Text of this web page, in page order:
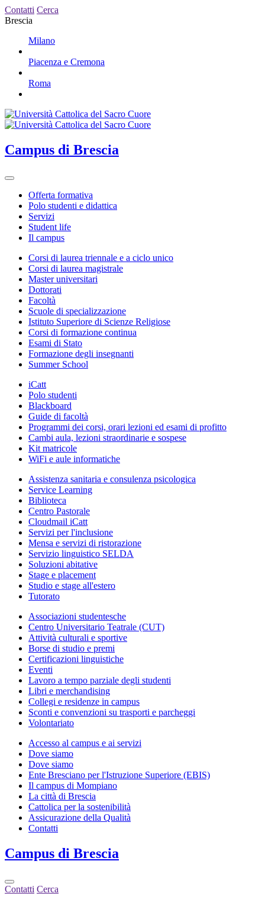
Contatti Cerca
Brescia
Milano
Piacenza e Cremona
Roma
Campus di Brescia
Offerta formativa
Polo studenti e didattica
Servizi
Student life
Il campus
Corsi di laurea triennale e a ciclo unico
Corsi di laurea magistrale
Master universitari
Dottorati
Facoltà
Scuole di specializzazione
Istituto Superiore di Scienze Religiose
Corsi di formazione continua
Esami di Stato
Formazione degli insegnanti
Summer School
iCatt
Polo studenti
Blackboard
Guide di facoltà
Programmi dei corsi, orari lezioni ed esami di profitto
Cambi aula, lezioni straordinarie e sospese
Kit matricole
WiFi e aule informatiche
Assistenza sanitaria e consulenza psicologica
Service Learning
Biblioteca
Centro Pastorale
Cloudmail iCatt
Servizi per l'inclusione
Mensa e servizi di ristorazione
Servizio linguistico SELDA
Soluzioni abitative
Stage e placement
Studio e stage all'estero
Tutorato
Associazioni studentesche
Centro Universitario Teatrale (CUT)
Attività culturali e sportive
Borse di studio e premi
Certificazioni linguistiche
Eventi
Lavoro a tempo parziale degli studenti
Libri e merchandising
Collegi e residenze in campus
Sconti e convenzioni su trasporti e parcheggi
Volontariato
Accesso al campus e ai servizi
Dove siamo
Dove siamo
Ente Bresciano per l'Istruzione Superiore (EBIS)
Il campus di Mompiano
La città di Brescia
Cattolica per la sostenibilità
Assicurazione della Qualità
Contatti
Campus di Brescia
Contatti Cerca